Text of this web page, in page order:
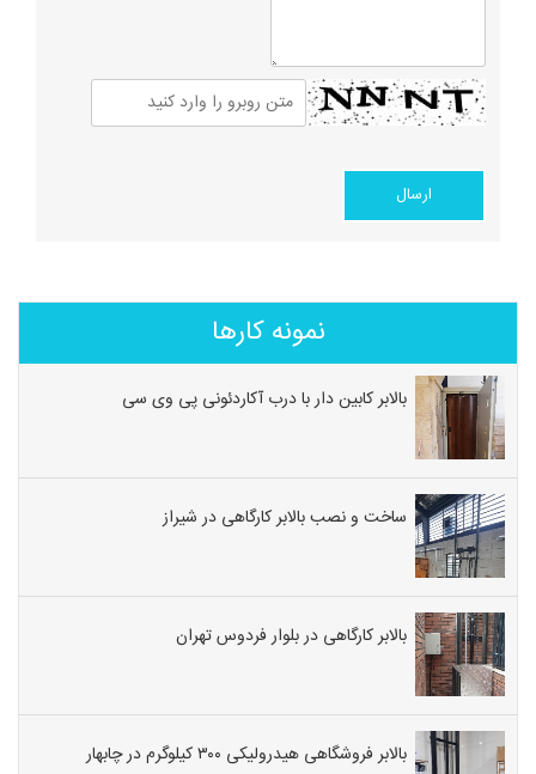
نمونه کارها
بالابر کابین دار با درب آکاردئونی پی وی سی
ساخت و نصب بالابر کارگاهی در شیراز
بالابر کارگاهی در بلوار فردوس تهران
بالابر فروشگاهی هیدرولیکی ۳۰۰ کیلوگرم در چابهار